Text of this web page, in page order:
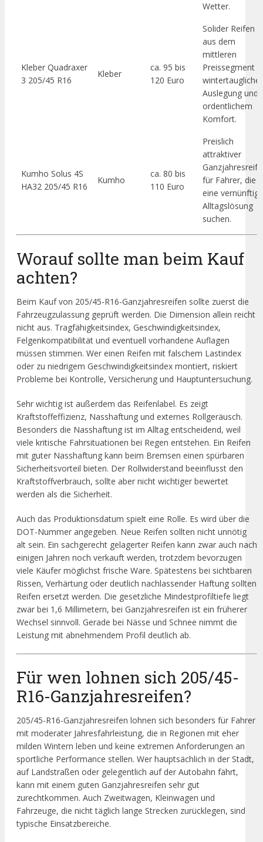
Wetter.
Kleber Quadraxer
3 205/45 R16
Kleber
ca. 95 bis
120 Euro
Solider Reifen
aus dem
mittleren
Preissegment
wintertauglicher
Auslegung und
ordentlichem
Komfort.
Kumho Solus 4S
HA32 205/45 R16
Kumho
ca. 80 bis
110 Euro
Preislich
attraktiver
für Fahrer, die
eine vernünftige
Alltagslösung
suchen.
Worauf sollte man beim Kauf
achten?
Beim Kauf von 205/45-R16-Ganzjahresreifen sollte zuerst die
Fahrzeugzulassung geprüft werden. Die Dimension allein reicht
nicht aus. Tragfähigkeitsindex, Geschwindigkeitsindex,
Felgenkompatibilität und eventuell vorhandene Auflagen
müssen stimmen. Wer einen Reifen mit falschem Lastindex
oder zu niedrigem Geschwindigkeitsindex montiert, riskiert
Probleme bei Kontrolle, Versicherung und Hauptuntersuchung.
Sehr wichtig ist außerdem das Reifenlabel. Es zeigt
Kraftstoffeffizienz, Nasshaftung und externes Rollgeräusch.
Besonders die Nasshaftung ist im Alltag entscheidend, weil
viele kritische Fahrsituationen bei Regen entstehen. Ein Reifen
mit guter Nasshaftung kann beim Bremsen einen spürbaren
Sicherheitsvorteil bieten. Der Rollwiderstand beeinflusst den
Kraftstoffverbrauch, sollte aber nicht wichtiger bewertet
werden als die Sicherheit.
Auch das Produktionsdatum spielt eine Rolle. Es wird über die
DOT-Nummer angegeben. Neue Reifen sollten nicht unnötig
alt sein. Ein sachgerecht gelagerter Reifen kann zwar auch nach
einigen Jahren noch verkauft werden, trotzdem bevorzugen
viele Käufer möglichst frische Ware. Spätestens bei sichtbaren
Rissen, Verhärtung oder deutlich nachlassender Haftung sollten
Reifen ersetzt werden. Die gesetzliche Mindestprofiltiefe liegt
zwar bei 1,6 Millimetern, bei Ganzjahresreifen ist ein früherer
Wechsel sinnvoll. Gerade bei Nässe und Schnee nimmt die
Leistung mit abnehmendem Profil deutlich ab.
Für wen lohnen sich 205/45-
R16-Ganzjahresreifen?
205/45-R16-Ganzjahresreifen lohnen sich besonders für Fahrer
mit moderater Jahresfahrleistung, die in Regionen mit eher
milden Wintern leben und keine extremen Anforderungen an
sportliche Performance stellen. Wer hauptsächlich in der Stadt,
auf Landstraßen oder gelegentlich auf der Autobahn fährt,
kann mit einem guten Ganzjahresreifen sehr gut
zurechtkommen. Auch Zweitwagen, Kleinwagen und
Fahrzeuge, die nicht täglich lange Strecken zurücklegen, sind
typische Einsatzbereiche.